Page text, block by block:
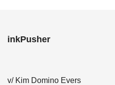
inkPusher
v/ Kim Domino Evers